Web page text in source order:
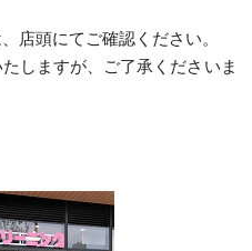
頭にてご確認ください。
しますが、ご了承くださいま